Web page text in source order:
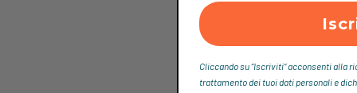
Cliccando su “Iscriviti“ acconsenti alla
trattamento dei tuoi dati personali e